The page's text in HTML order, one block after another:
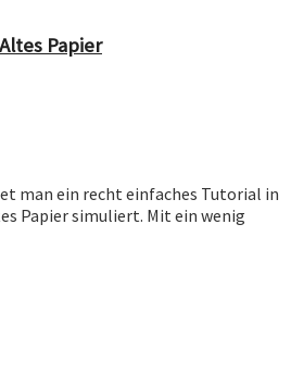
Papier
man ein recht einfaches Tutorial in
Papier simuliert. Mit ein wenig